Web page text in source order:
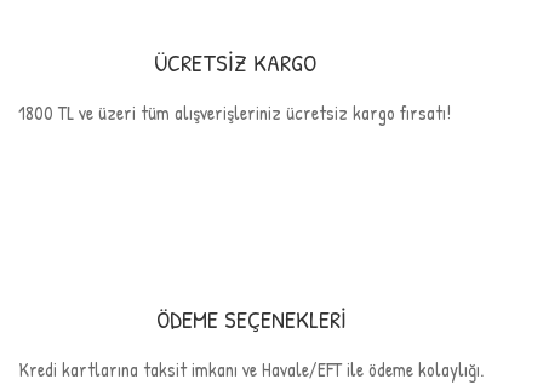
ÜCRETSİZ KARGO
1800 TL ve üzeri tüm alışverişleriniz ücretsiz kargo fırsatı!
ÖDEME SEÇENEKLERİ
Kredi kartlarına taksit imkanı ve Havale/EFT ile ödeme kolaylığı.